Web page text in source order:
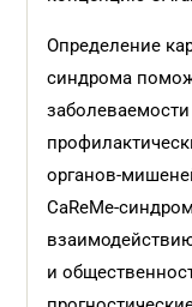
Определение
синдрома
органов-
CaReMe-
и